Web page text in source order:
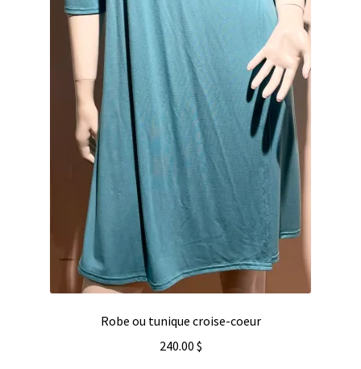
Robe ou tunique croise-coeur
240.00 $